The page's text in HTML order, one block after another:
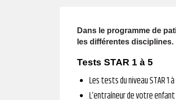
Dans le programme de
les différentes disciplines.
Tests STAR 1 à 5
Les tests du niveau STAR
L’entraîneur de votre